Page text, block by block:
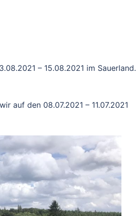
– 15.08.2021 im Sauerland.
auf den 08.07.2021 – 11.07.2021